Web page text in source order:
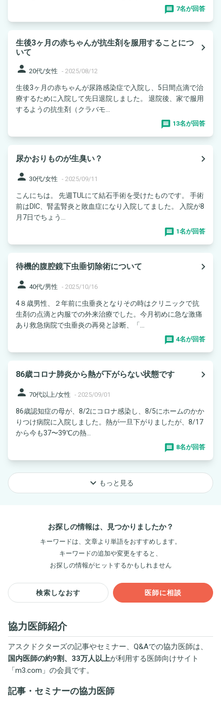
7名が回答
生後3ヶ月の赤ちゃんが抗生剤を服用することにつ
いて
navigate_next
person 20代/女性 - 2025/08/12
生後3ヶ月の赤ちゃんが尿路感染症で入院し、5日間点滴で治
療するために入院して先日退院しました。 退院後、家で服用
するようの抗生剤（クラバモ...
13名が回答
尿かおりものが生臭い？
navigate_next
person 30代/女性 - 2025/09/11
こんにちは。 先週TULにて結石手術を受けたものです。 手術
前はDIC、腎盂腎炎と敗血症になり入院してました。 入院が8
月7日でちょう...
1名が回答
待機的腹腔鏡下虫垂切除術について
navigate_next
person 40代/男性 - 2025/10/16
4８歳男性、２年前に虫垂炎となりその時はクリニックで抗
生剤の点滴と内服での外来治療でした。今月初めに急な激痛
あり救急病院で虫垂炎の再発と診断、「...
4名が回答
86歳コロナ肺炎から熱が下がらない状態です
navigate_next
person 70代以上/女性 - 2025/09/01
86歳認知症の母が、8/2にコロナ感染し、8/5にホームのかか
りつけ病院に入院しました。熱が一旦下がりましたが、8/17
から今も37〜39℃の熱...
8名が回答
keyboard_arrow_down もっと見る
お探しの情報は、見つかりましたか？
キーワードは、文章より単語をおすすめします。
キーワードの追加や変更をすると、
お探しの情報がヒットするかもしれません
検索しなおす 医師に相談
協力医師紹介
アスクドクターズの記事やセミナー、Q&Aでの協力医師は、
国内医師の約9割、33万人以上が利用する医師向けサイト
「m3.com 」の会員です。
記事・セミナーの協力医師